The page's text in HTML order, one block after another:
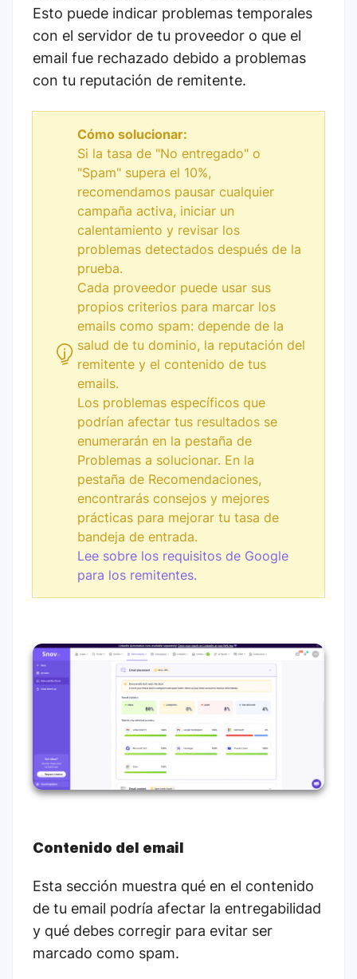
Esto puede indicar problemas temporales
con el servidor de tu proveedor o que el
email fue rechazado debido a problemas
con tu reputación de remitente.
Cómo solucionar:
Si la tasa de "No entregado" o
"Spam" supera el 10%,
recomendamos pausar cualquier
campaña activa, iniciar un
calentamiento y revisar los
problemas detectados después de la
prueba.
Cada proveedor puede usar sus
propios criterios para marcar los
emails como spam: depende de la
salud de tu dominio, la reputación del
remitente y el contenido de tus
emails.
Los problemas específicos que
podrían afectar tus resultados se
enumerarán en la pestaña de
Problemas a solucionar. En la
pestaña de Recomendaciones,
encontrarás consejos y mejores
prácticas para mejorar tu tasa de
bandeja de entrada.
Lee sobre los requisitos de Google
para los remitentes.
Contenido del email
Esta sección muestra qué en el contenido
de tu email podría afectar la entregabilidad
y qué debes corregir para evitar ser
marcado como spam.